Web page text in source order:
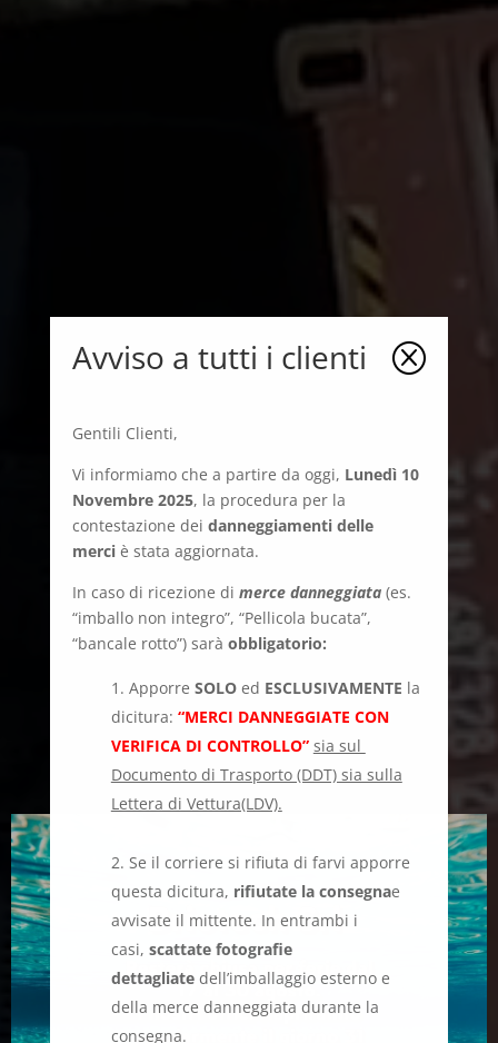
Avviso a tutti i clienti
Gentili Clienti,
Vi informiamo che a partire da oggi, Lunedì 10
Novembre 2025, la procedura per la
contestazione dei danneggiamenti delle
merciè stata aggiornata.
In caso di ricezione di merce danneggiata (es.
“imballo non integro”, “Pellicola bucata”,
“bancale rotto”) sarà obbligatorio:
Apporre SOLOed ESCLUSIVAMENTE la
dicitura: “MERCI DANNEGGIATE CON
VERIFICA DI CONTROLLO” sia sul
Documento di Trasporto (DDT) sia sulla
Lettera di Vettura(LDV).
Se il corriere si rifiuta di farvi apporre
questa dicitura, rifiutate la consegnae
avvisate il mittente. In entrambi i
casi, scattate fotografie
dettagliatedell’imballaggio esterno e
della merce danneggiata durante la
consegna.
Q